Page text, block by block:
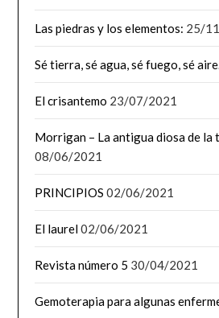
Las piedras y los elementos: 25/
Sé tierra, sé agua, sé fuego, sé
El crisantemo 23/07/2021
Morrigan – La antigua diosa de la
08/06/2021
PRINCIPIOS 02/06/2021
El laurel02/06/2021
Revista número 5 30/04/2021
Gemoterapia para algunas